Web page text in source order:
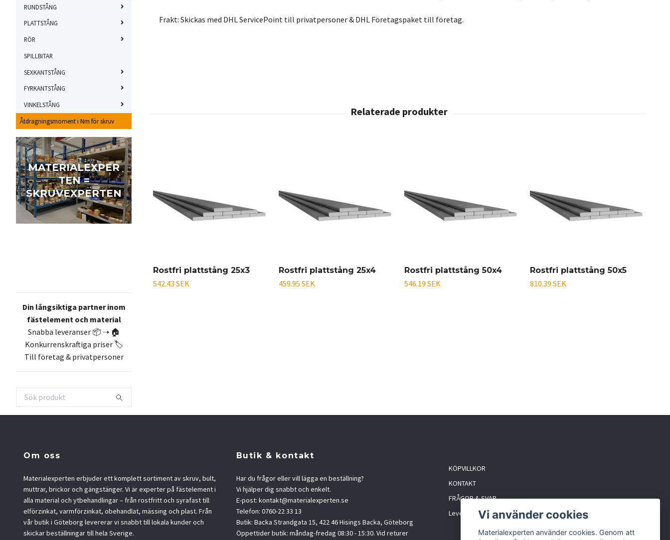
RUNDSTÅNG
PLATTSTÅNG
RÖR
SPILLBITAR
SEXKANTSTÅNG
FYRKANTSTÅNG
VINKELSTÅNG
Åtdragningsmoment i Nm för skruv
MATERIALEXPER
TEN =
SKRUVEXPERTEN
Din långsiktiga partner inom
fästelement och material
Snabba leveranser 📦 ➝ 🏠
Konkurrenskraftiga priser 🏷️
Till företag & privatpersoner
Frakt: Skickas med DHL ServicePoint till privatpersoner & DHL Företagspaket till företag.
Rostfri plattstång 25x3
542.43 SEK
Rostfri plattstång 25x4
459.95 SEK
Rostfri plattstång 50x4
546.19 SEK
Rostfri plattstång 50x5
810.39 SEK
Om oss
Materialexperten erbjuder ett komplett sortiment av skruv, bult,
muttrar, brickor och gängstänger. Vi är experter på fästelement i
alla material och ytbehandlingar – från rostfritt och syrafast till
elförzinkat, varmförzinkat, obehandlat, mässing och plast. Från
vår butik i Göteborg levererar vi snabbt till lokala kunder och
skickar beställningar till hela Sverige.
Butik & kontakt
Har du frågor eller vill lägga en beställning?
Vi hjälper dig snabbt och enkelt.
E-post: kontakt@materialexperten.se
Telefon: 0760-22 33 13
Butik: Backa Strandgata 15, 422 46 Hisings Backa, Göteborg
Öppettider butik: måndag-fredag 08:30 - 15:30. Vid returer
KÖPVILLKOR
KONTAKT
FRÅGOR & SVAR
Leveranstider & frakt
Vi använder cookies
Materialexperten använder cookies. Genom att